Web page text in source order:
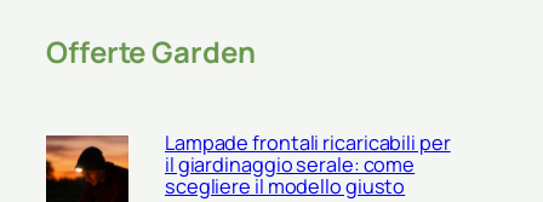
Offerte Garden
Lampade frontali ricaricabili per
il giardinaggio serale: come
scegliere il modello giusto